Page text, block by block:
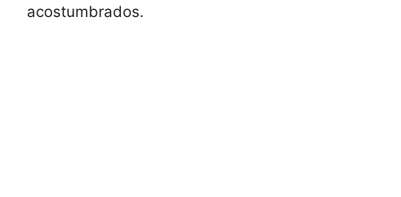
acostumbrados.